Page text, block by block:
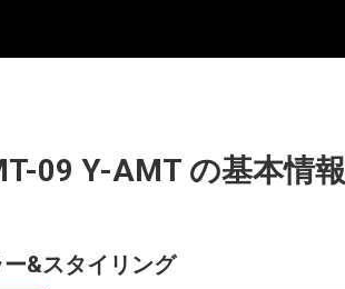
09 Y-AMT の基本情報
ー&スタイリング